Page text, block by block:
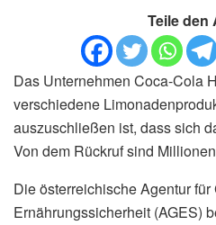
Teile den
Das Unternehmen Coca-Cola
verschiedene
auszuschließen ist, dass sich
Von dem Rückruf sind
Die österreichische Agentur
Ernährungssicherheit (AGES)